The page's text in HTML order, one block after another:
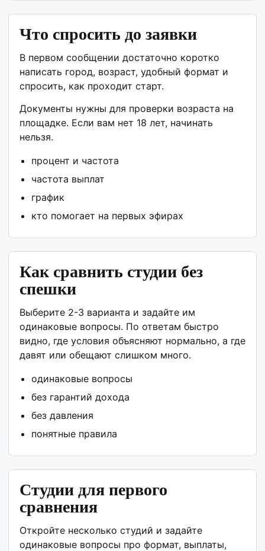
Что спросить до заявки
В первом сообщении достаточно коротко
написать город, возраст, удобный формат и
спросить, как проходит старт.
Документы нужны для проверки возраста на
площадке. Если вам нет 18 лет, начинать
нельзя.
процент и частота
частота выплат
график
кто помогает на первых эфирах
Как сравнить студии без
спешки
Выберите 2-3 варианта и задайте им
одинаковые вопросы. По ответам быстро
видно, где условия объясняют нормально, а где
давят или обещают слишком много.
одинаковые вопросы
без гарантий дохода
без давления
понятные правила
Студии для первого
сравнения
Откройте несколько студий и задайте
одинаковые вопросы про формат, выплаты,